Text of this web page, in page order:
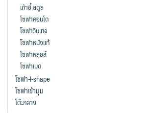
เก้าอี้ สตูล
โซฟาคอนโด
โซฟาวินเทจ
โซฟาหนังแท้
โซฟาหลุยส์
โซฟาเบด
โซฟา-l-shape
โซฟาเข้ามุม
โต๊ะกลาง